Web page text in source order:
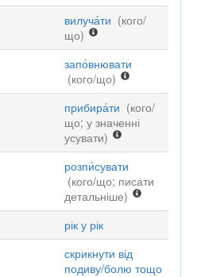
вилуча́ти (кого/
що)
запо́внювати
(кого/що)
прибира́ти (кого/
що; у значенні
усувати)
розпи́сувати
(кого/що; писати
детальніше)
рік у рік
скрикнути від
подиву/болю тощо